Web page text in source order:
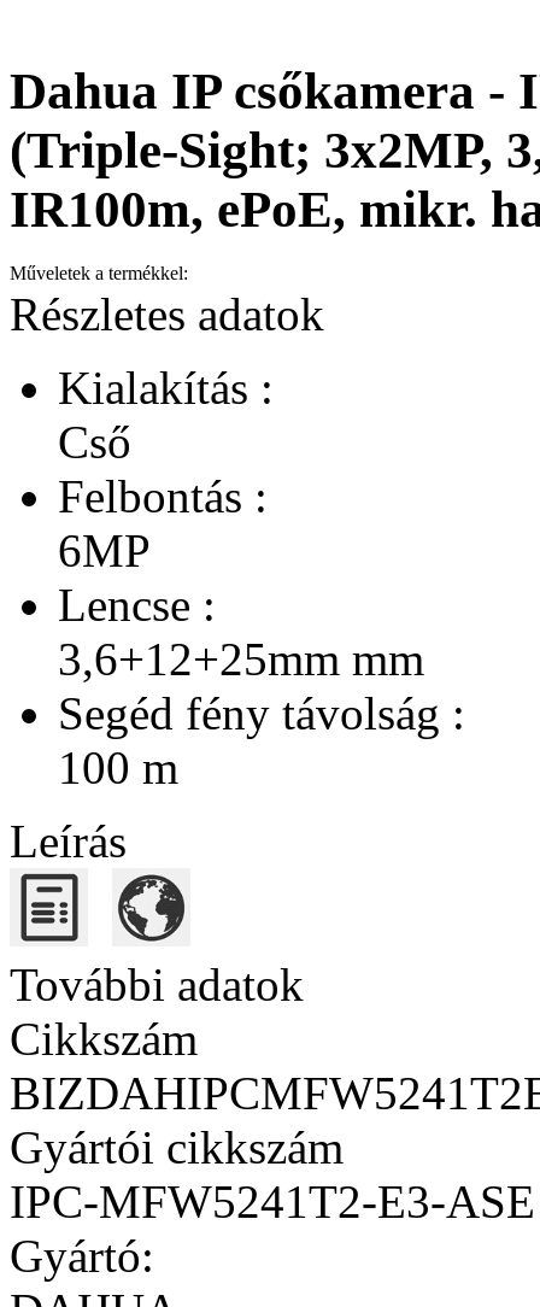
Dahua IP csőkamera -
(Triple-Sight; 3x2MP,
IR100m, ePoE, mikr.
Műveletek a termékkel:
Részletes adatok
Kialakítás :
Cső
Felbontás :
6MP
Lencse :
3,6+12+25mm mm
Segéd fény távolság :
100 m
Leírás
További adatok
Cikkszám
Gyártói cikkszám
IPC-MFW5241T2-E3-ASE
Gyártó: